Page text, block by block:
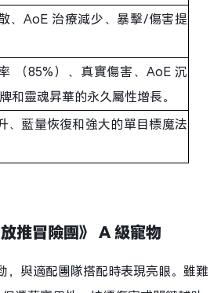
、AoE 治療減少、暴擊/傷害提
（85%）、真實傷害、AoE 沉
和靈魂昇華的永久屬性增長。
、藍量恢復和強大的單目標魔法
推冒險團》 A 級寵物
，與適配團隊搭配時表現亮眼。雖難